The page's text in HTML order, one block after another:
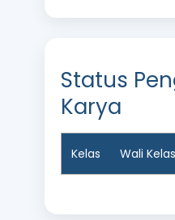
Status
Karya
Kelas Wali Kelas